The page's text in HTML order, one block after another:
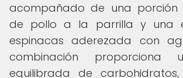
acompañado de una porción
de pollo a la parrilla y una
espinacas aderezada con
combinación proporciona
equilibrada de